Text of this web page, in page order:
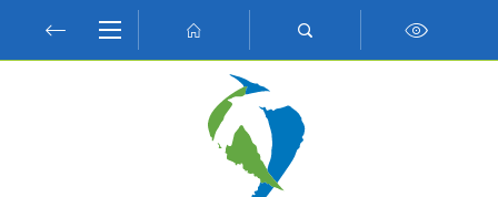
Przejdź do wyszukiwarki.
Przejdź do ustawień wielkości czcionki.
Włącz wersję kontrastową strony.